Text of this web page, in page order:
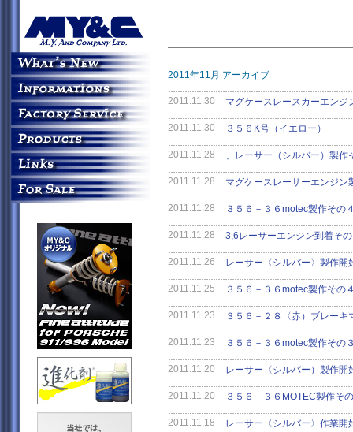
2011年11月 アーカイブ
2011.11.30 マグケースレースカーエンジ
2011.11.30 ３５６K号（イエロー）
2011.11.28 、レーサー（シルバー）製作
2011.11.28 マグケースレーサーエンジン
2011.11.28 ３５６－３６motec製作その
2011.11.28 3,6レーサーエンジン到着そ
2011.11.26 レーサー〈シルバー〉製作開
2011.11.25 ３５６－３６motec製作その
2011.11.23 ３５６－２８〈赤）ブレーキ
2011.11.23 ３５６－３６motec製作その
2011.11.20 レーサー〈シルバー）製作開
2011.11.20 ３５６－３６MOTEC製作そ
2011.11.18 レーサー〈シルバー〉作業開